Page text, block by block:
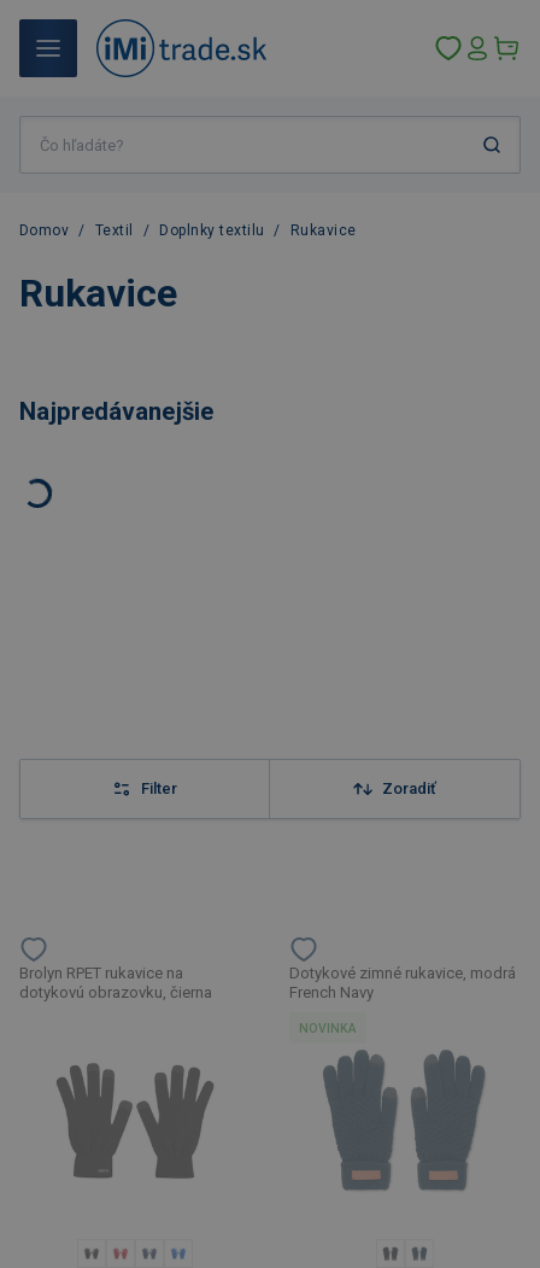
Domov / Textil / Doplnky textilu / Rukavice
Rukavice
Najpredávanejšie
Filter Zoradiť
Brolyn RPET rukavice na
dotykovú obrazovku, čierna
Dotykové zimné rukavice, modrá
French Navy
NOVINKA